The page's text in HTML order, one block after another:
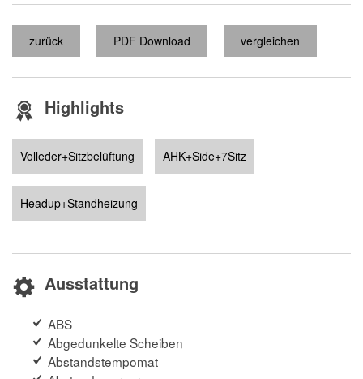
zurück PDF Download vergleichen
Highlights
Volleder+Sitzbelüftung AHK+Side+7Sitz
Headup+Standheizung
Ausstattung
ABS
Abgedunkelte Scheiben
Abstandstempomat